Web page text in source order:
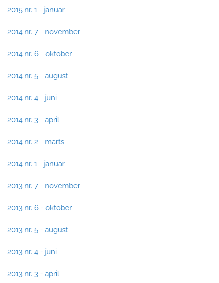
2015 nr. 1 - januar
2014 nr. 7 - november
2014 nr. 6 - oktober
2014 nr. 5 - august
2014 nr. 4 - juni
2014 nr. 3 - april
2014 nr. 2 - marts
2014 nr. 1 - januar
2013 nr. 7 - november
2013 nr. 6 - oktober
2013 nr. 5 - august
2013 nr. 4 - juni
2013 nr. 3 - april